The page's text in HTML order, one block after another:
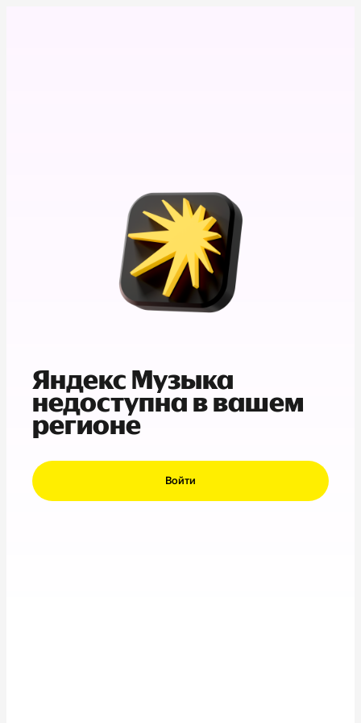
Яндекс Музыка
недоступна в вашем
регионе
Войти